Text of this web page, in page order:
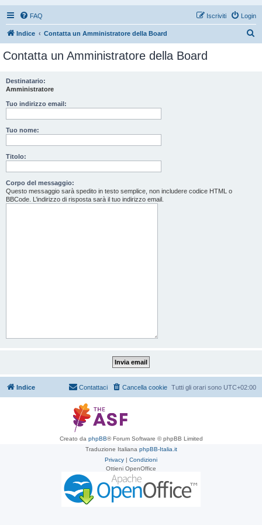
FAQ Login
Iscriviti
Indice Contatta un Amministratore della Board
Contatta un Amministratore della Board
Destinatario:
Amministratore
Tuo indirizzo email:
Tuo nome:
Titolo:
Corpo del messaggio:
Questo messaggio sarà spedito in testo semplice, non includere codice HTML o
BBCode. L’indirizzo di risposta sarà il tuo indirizzo email.
Indice Tutti gli orari sono UTC+02:00
Cancella cookie
Contattaci
Creato da phpBB® Forum Software © phpBB Limited
Traduzione Italiana phpBB-Italia.it
Privacy | Condizioni
Ottieni OpenOffice